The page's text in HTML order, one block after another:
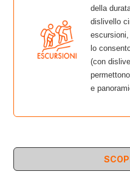
della
dislivello
lo
(con
e